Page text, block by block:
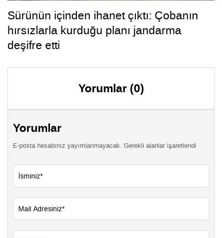
Sürünün içinden ihanet çıktı: Çobanın
hırsızlarla kurduğu planı jandarma
deşifre etti
Yorumlar (0)
Yorumlar
E-posta hesabınız yayımlanmayacak. Gerekli alanlar işaretlendi